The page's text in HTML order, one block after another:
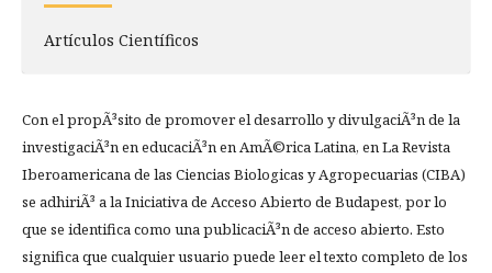
Artículos Científicos
Con el propÃ³sito de promover el desarrollo y divulgaciÃ³n de la
investigaciÃ³n en educaciÃ³n en AmÃ©rica Latina, en La Revista
Iberoamericana de las Ciencias Biologicas y Agropecuarias (CIBA)
se adhiriÃ³ a la Iniciativa de Acceso Abierto de Budapest, por lo
que se identifica como una publicaciÃ³n de acceso abierto. Esto
significa que cualquier usuario puede leer el texto completo de los